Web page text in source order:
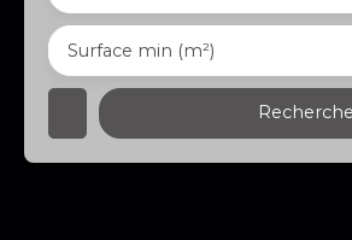
Surface min (m²)